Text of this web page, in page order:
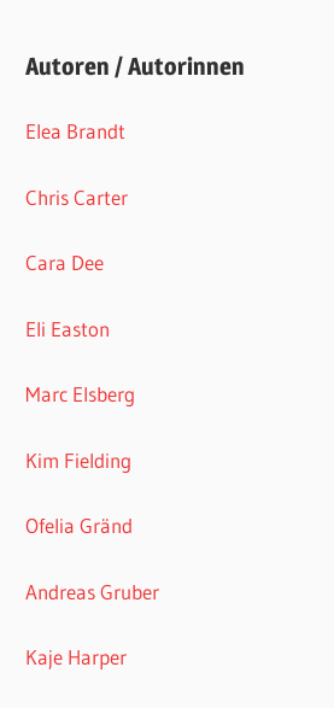
Autoren / Autorinnen
Elea Brandt
Chris Carter
Cara Dee
Eli Easton
Marc Elsberg
Kim Fielding
Ofelia Gränd
Andreas Gruber
Kaje Harper